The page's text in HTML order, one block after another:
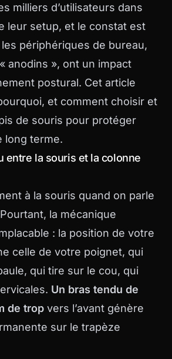
milliers d’utilisateurs dans
leur setup, et le constat est
périphériques de bureau,
anodins », ont un impact
postural. Cet article
et comment choisir et
de souris pour protéger
long terme.
entre la souris et la colonne
à la souris quand on parle
la mécanique
: la position de votre
celle de votre poignet, qui
qui tire sur le cou, qui
Un bras tendu de
de trop vers l’avant génère
sur le trapèze